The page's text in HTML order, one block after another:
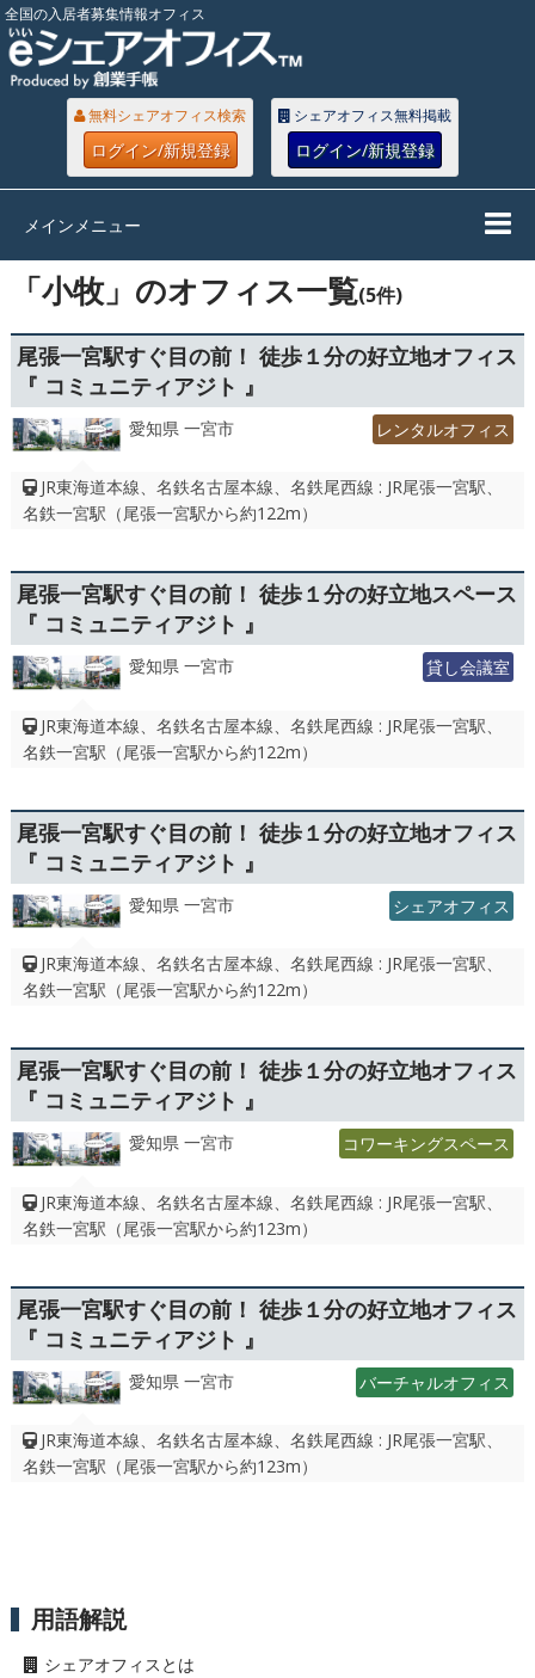
全国の入居者募集情報オフィス
無料シェアオフィス検索
ログイン/新規登録
シェアオフィス無料掲載
ログイン/新規登録
メインメニュー
「小牧」のオフィス一覧(5件)
尾張一宮駅すぐ目の前！ 徒歩１分の好立地オフィス
『 コミュニティアジト 』
愛知県 一宮市 レンタルオフィス
JR東海道本線、名鉄名古屋本線、名鉄尾西線 : JR尾張一宮駅、
名鉄一宮駅（尾張一宮駅から約122m）
尾張一宮駅すぐ目の前！ 徒歩１分の好立地スペース
『 コミュニティアジト 』
愛知県 一宮市 貸し会議室
JR東海道本線、名鉄名古屋本線、名鉄尾西線 : JR尾張一宮駅、
名鉄一宮駅（尾張一宮駅から約122m）
尾張一宮駅すぐ目の前！ 徒歩１分の好立地オフィス
『 コミュニティアジト 』
愛知県 一宮市 シェアオフィス
JR東海道本線、名鉄名古屋本線、名鉄尾西線 : JR尾張一宮駅、
名鉄一宮駅（尾張一宮駅から約122m）
尾張一宮駅すぐ目の前！ 徒歩１分の好立地オフィス
『 コミュニティアジト 』
愛知県 一宮市 コワーキングスペース
JR東海道本線、名鉄名古屋本線、名鉄尾西線 : JR尾張一宮駅、
名鉄一宮駅（尾張一宮駅から約123m）
尾張一宮駅すぐ目の前！ 徒歩１分の好立地オフィス
『 コミュニティアジト 』
愛知県 一宮市 バーチャルオフィス
JR東海道本線、名鉄名古屋本線、名鉄尾西線 : JR尾張一宮駅、
名鉄一宮駅（尾張一宮駅から約123m）
用語解説
シェアオフィスとは